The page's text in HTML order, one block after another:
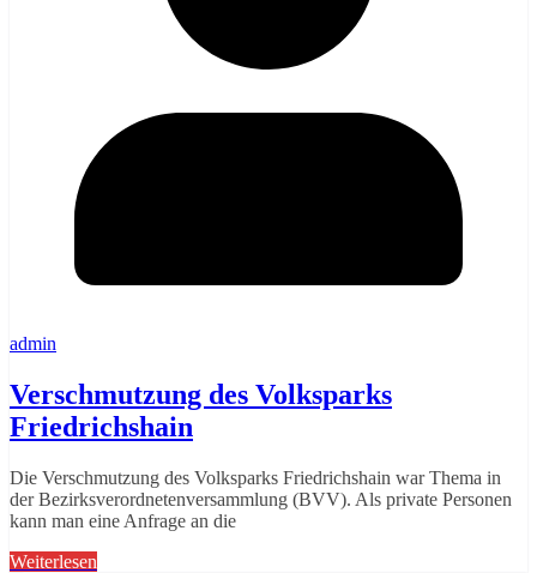
admin
Verschmutzung des Volksparks
Friedrichshain
Die Verschmutzung des Volksparks Friedrichshain war Thema in
der Bezirksverordnetenversammlung (BVV). Als private Personen
kann man eine Anfrage an die
Weiterlesen